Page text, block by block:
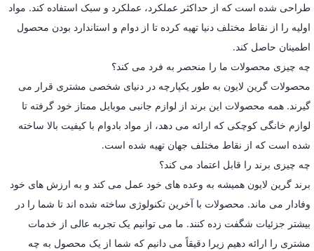
طراحی شده است که از حداکثر عملکرد، عملکرد و سبک استفاده کند. مواد
اولیه را از نقاط مختلف دنیا تهیه کرده تا از دوام و استاندارد بودن محصول
اطمینان حاصل کند.
چه چیزی محصولات ما را منحصر به فرد می کند؟
محصولات گرین لایون به طور یکپارچه در دنیای شخصی مشتری قرار می
گیرند. همه محصولات این برند از لوازم جانبی موبایل ممتاز خود گرفته تا
لوازم خانگی کوچکی که ارائه می دهد، از مواد بادوام با کیفیت بالا ساخته
شده است که از نقاط مختلف جهان تهیه شده است.
چه چیزی برند را قابل اعتماد می کند؟
برند گرین لایون همیشه به وعده های خود عمل می کند و به ارزش های خود
وفادار می ماند. محصولات با آخرین تکنولوژی ساخته شده اند تا شما را در
بیشتر جزئیات شگفت زده کنند. ما می توانیم یک تجربه عالی از خدمات
مشتری را ارائه دهیم زیرا دقیقاً می دانیم که شما از یک محصول به چه